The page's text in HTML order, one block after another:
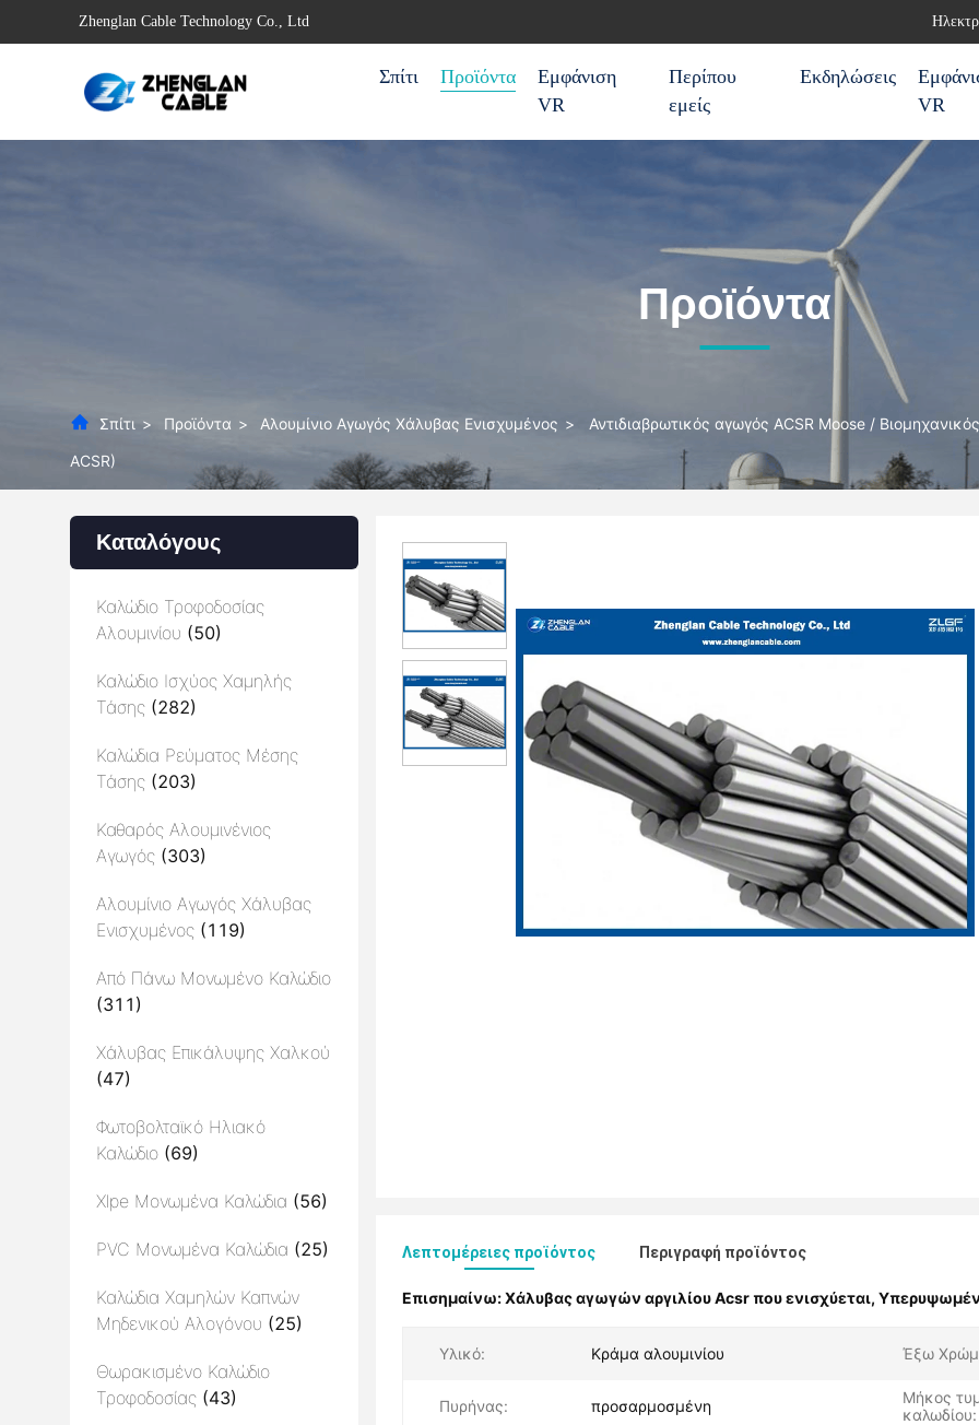
Zhenglan Cable Technology Co., Ltd
Σπίτι Προϊόντα
Εμφάνιση
VR
Περίπου
εμείς
Εκδηλώσεις
VR
Προϊόντα
Σπίτι > Προϊόντα > Αλουμίνιο Αγωγός Χάλυβας Ενισχυμένος >
Αντιδιαβρωτικός αγωγός ACSR Moose /
ACSR)
Καταλόγους
Καλώδιο Τροφοδοσίας
Αλουμινίου (50)
Καλώδιο Ισχύος Χαμηλής
Τάσης (282)
Καλώδια Ρεύματος Μέσης
Τάσης (203)
Καθαρός Αλουμινένιος
Αγωγός (303)
Αλουμίνιο Αγωγός Χάλυβας
Ενισχυμένος (119)
Από Πάνω Μονωμένο Καλώδιο
(311)
Χάλυβας Επικάλυψης Χαλκού
(47)
Φωτοβολταϊκό Ηλιακό
Καλώδιο (69)
Xlpe Μονωμένα Καλώδια (56)
PVC Μονωμένα Καλώδια (25)
Καλώδια Χαμηλών Καπνών
Μηδενικού Αλογόνου (25)
Θωρακισμένο Καλώδιο
Τροφοδοσίας (43)
Λεπτομέρειες προϊόντος Περιγραφή προϊόντος
Επισημαίνω:Χάλυβας αγωγών αργιλίου Acsr που ενισχύεται,
Υλικό: Κράμα αλουμινίου Έξω
Πυρήνας: προσαρμοσμένη
Μήκος
καλωδίου: